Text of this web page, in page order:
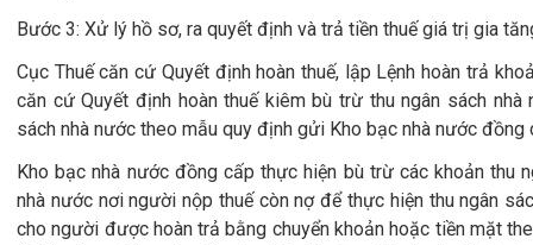
Bước 3: Xử lý hồ sơ, ra quyết định và trả tiền thuế giá trị gia
Cục Thuế căn cứ Quyết định hoàn thuế, lập Lệnh hoàn trả
căn cứ Quyết định hoàn thuế kiêm bù trừ thu ngân sách
sách nhà nước theo mẫu quy định gửi Kho bạc nhà nước đồng
Kho bạc nhà nước đồng cấp thực hiện bù trừ các khoản thu
nhà nước nơi người nộp thuế còn nợ để thực hiện thu ngân
cho người được hoàn trả bằng chuyển khoản hoặc tiền mặt